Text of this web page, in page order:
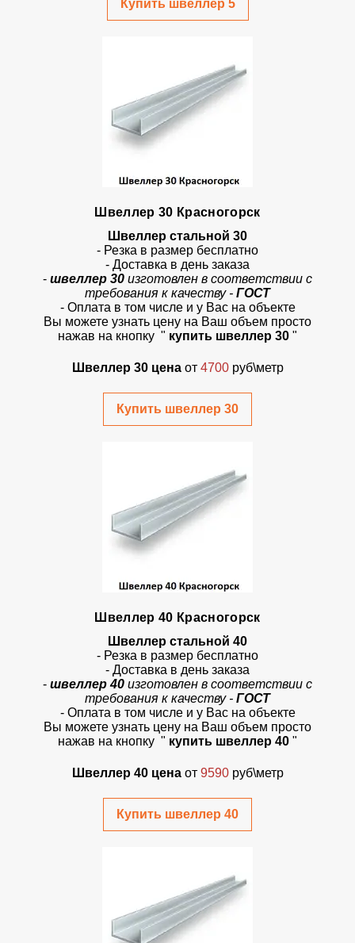
Купить швеллер 5
Швеллер 30 Красногорск
Швеллер стальной 30
- Резка в размер бесплатно
- Доставка в день заказа
- швеллер 30 изготовлен в соответствии с
требования к качеству - ГОСТ
- Оплата в том числе и у Вас на объекте
Вы можете узнать цену на Ваш объем просто
нажав на кнопку " купить швеллер 30 "
Швеллер 30 цена от 4700 руб\метр
Купить швеллер 30
Швеллер 40 Красногорск
Швеллер стальной 40
- Резка в размер бесплатно
- Доставка в день заказа
- швеллер 40 изготовлен в соответствии с
требования к качеству - ГОСТ
- Оплата в том числе и у Вас на объекте
Вы можете узнать цену на Ваш объем просто
нажав на кнопку " купить швеллер 40 "
Швеллер 40 цена от 9590 руб\метр
Купить швеллер 40